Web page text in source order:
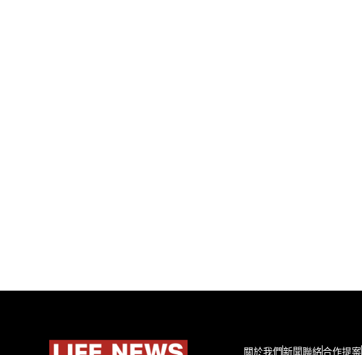
關於我們新聞聯絡合作提案